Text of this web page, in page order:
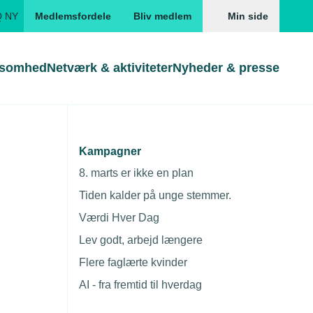
NY Medlemsfordele Bliv medlem Min side
Gå direkte til
Skabeloner og kontrakter
Beregn opsigelsesvarsel
Gå direkte til
Skabeloner
TEKNIQ app
Netværk & aktiviteterNyheder & presse
Kampagner
8. marts er ikke en plan
Tiden kalder på unge stemmer.
Værdi Hver Dag
Lev godt, arbejd længere
Flere faglærte kvinder
AI - fra fremtid til hverdag